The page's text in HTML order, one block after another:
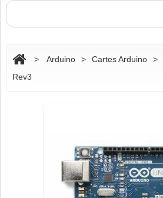
> Arduino > Cartes Arduino >
Rev3